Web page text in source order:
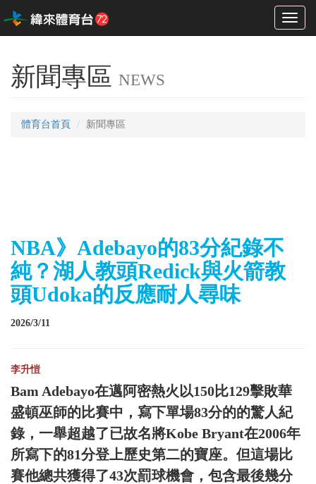
Toggle
新聞專區 NEWS
體育台首頁 新聞專區
NBA》Adebayo的83分紀錄不
純？湖人教頭Redick與火箭教
頭Udoka的反應耐人尋味
2026/3/11
李升愷
Bam Adebayo在邁阿密熱火以150比129擊敗華
盛頓巫師的比賽中，寫下單場83分的的驚人紀
錄，一舉超越了已故名將Kobe Bryant在2006年
所寫下的81分登上歷史第二的寶座。但這場比
賽他總共獲得了43次罰球機會，包含最後幾分